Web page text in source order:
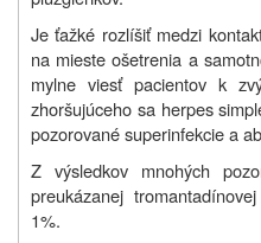
Je ťažké rozlíšiť medzi
na mieste ošetrenia a
mylne viesť pacientov k
zhoršujúceho sa herpes
pozorované superinfekcie a
Z výsledkov mnohých
preukázanej
1%.